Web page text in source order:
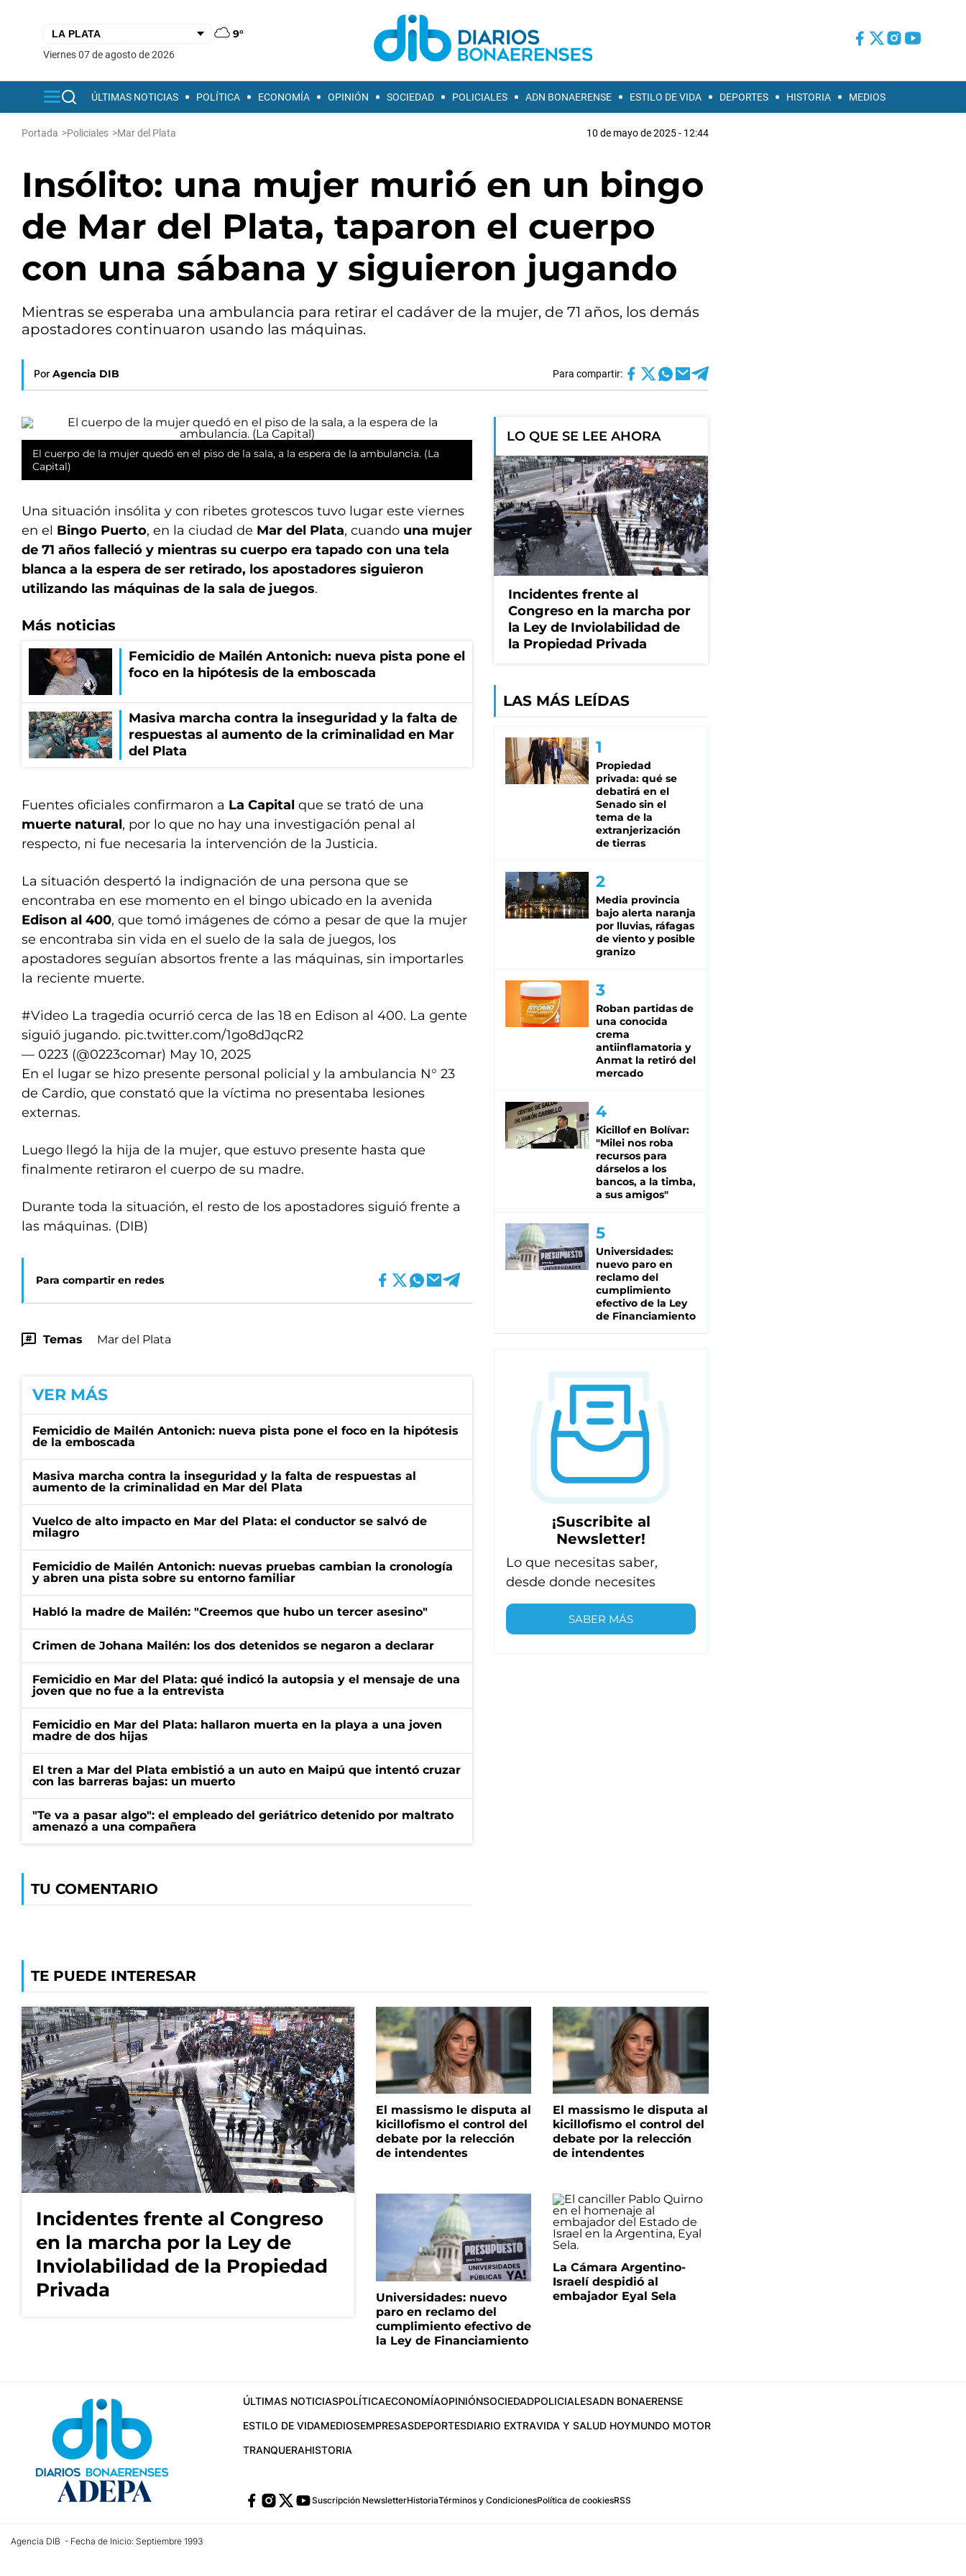
9°
viernes 07 de agosto de 2026
ÚLTIMAS NOTICIAS POLÍTICA ECONOMÍA OPINIÓN SOCIEDAD POLICIALES ADN BONAERENSE ESTILO DE VIDA DEPORTES HISTORIA MEDIOS
Portada >Policiales >Mar del Plata 10 de mayo de 2025 - 12:44
Insólito: una mujer murió en un bingo
de Mar del Plata, taparon el cuerpo
con una sábana y siguieron jugando
Mientras se esperaba una ambulancia para retirar el cadáver de la mujer, de 71 años, los demás
apostadores continuaron usando las máquinas.
Por Agencia DIB Para compartir:
El cuerpo de la mujer quedó en el piso de la sala, a la espera de la ambulancia. (La
Capital)
Una situación insólita y con ribetes grotescos tuvo lugar este viernes
en el Bingo Puerto, en la ciudad de Mar del Plata, cuando una mujer
de 71 años falleció y mientras su cuerpo era tapado con una tela
blanca a la espera de ser retirado, los apostadores siguieron
utilizando las máquinas de la sala de juegos.
Más noticias
Femicidio de Mailén Antonich: nueva pista pone el
foco en la hipótesis de la emboscada
Masiva marcha contra la inseguridad y la falta de
respuestas al aumento de la criminalidad en Mar
del Plata
Fuentes oficiales confirmaron a La Capital que se trató de una
muerte natural, por lo que no hay una investigación penal al
respecto, ni fue necesaria la intervención de la Justicia.
La situación despertó la indignación de una persona que se
encontraba en ese momento en el bingo ubicado en la avenida
Edison al 400, que tomó imágenes de cómo a pesar de que la mujer
se encontraba sin vida en el suelo de la sala de juegos, los
apostadores seguían absortos frente a las máquinas, sin importarles
la reciente muerte.
#Video La tragedia ocurrió cerca de las 18 en Edison al 400. La gente
siguió jugando. pic.twitter.com/1go8dJqcR2
— 0223 (@0223comar) May 10, 2025
En el lugar se hizo presente personal policial y la ambulancia N° 23
de Cardio, que constató que la víctima no presentaba lesiones
externas.
Luego llegó la hija de la mujer, que estuvo presente hasta que
finalmente retiraron el cuerpo de su madre.
Durante toda la situación, el resto de los apostadores siguió frente a
las máquinas. (DIB)
Para compartir en redes
Temas Mar del Plata
VER MÁS
Femicidio de Mailén Antonich: nueva pista pone el foco en la hipótesis
de la emboscada
Masiva marcha contra la inseguridad y la falta de respuestas al
aumento de la criminalidad en Mar del Plata
Vuelco de alto impacto en Mar del Plata: el conductor se salvó de
milagro
Femicidio de Mailén Antonich: nuevas pruebas cambian la cronología
y abren una pista sobre su entorno familiar
Habló la madre de Mailén: "Creemos que hubo un tercer asesino"
Crimen de Johana Mailén: los dos detenidos se negaron a declarar
Femicidio en Mar del Plata: qué indicó la autopsia y el mensaje de una
joven que no fue a la entrevista
Femicidio en Mar del Plata: hallaron muerta en la playa a una joven
madre de dos hijas
El tren a Mar del Plata embistió a un auto en Maipú que intentó cruzar
con las barreras bajas: un muerto
"Te va a pasar algo": el empleado del geriátrico detenido por maltrato
amenazó a una compañera
TU COMENTARIO
LO QUE SE LEE AHORA
Incidentes frente al
Congreso en la marcha por
la Ley de Inviolabilidad de
la Propiedad Privada
LAS MÁS LEÍDAS
Propiedad
privada: qué se
debatirá en el
Senado sin el
tema de la
extranjerización
de tierras
Media provincia
bajo alerta naranja
por lluvias, ráfagas
de viento y posible
granizo
Roban partidas de
una conocida
crema
antiinflamatoria y
Anmat la retiró del
mercado
Kicillof en Bolívar:
"Milei nos roba
recursos para
dárselos a los
bancos, a la timba,
a sus amigos"
Universidades:
nuevo paro en
reclamo del
cumplimiento
efectivo de la Ley
de Financiamiento
¡Suscribite al
Newsletter!
Lo que necesitas saber,
desde donde necesites
SABER MÁS
TE PUEDE INTERESAR
Incidentes frente al Congreso
en la marcha por la Ley de
Inviolabilidad de la Propiedad
Privada
El massismo le disputa al
kicillofismo el control del
debate por la relección
de intendentes
El massismo le disputa al
kicillofismo el control del
debate por la relección
de intendentes
Universidades: nuevo
paro en reclamo del
cumplimiento efectivo de
la Ley de Financiamiento
La Cámara Argentino-
Israelí despidió al
embajador Eyal Sela
ÚLTIMAS NOTICIASPOLÍTICAECONOMÍAOPINIÓNSOCIEDADPOLICIALESADN BONAERENSE
ESTILO DE VIDAMEDIOSEMPRESASDEPORTESDIARIO EXTRAVIDA Y SALUD HOYMUNDO MOTOR
TRANQUERAHISTORIA
Suscripción NewsletterHistoriaTérminos y CondicionesPolítica de cookiesRSS
Agencia DIB - Fecha de Inicio: Septiembre 1993